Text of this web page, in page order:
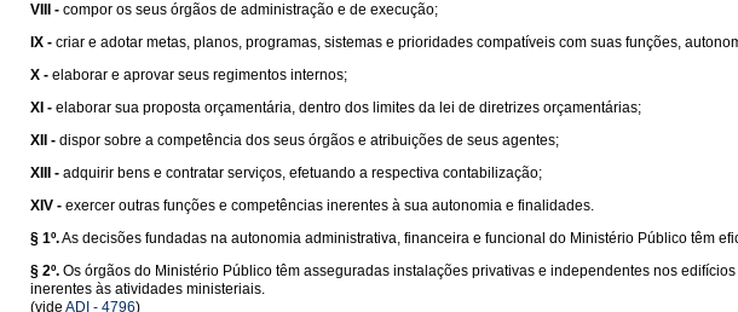
VIII - compor os seus órgãos de administração e de execução;
IX - criar e adotar metas, planos, programas, sistemas e prioridades compatíveis com suas funções,
X - elaborar e aprovar seus regimentos internos;
XI - elaborar sua proposta orçamentária, dentro dos limites da lei de diretrizes orçamentárias;
XII - dispor sobre a competência dos seus órgãos e atribuições de seus agentes;
XIII - adquirir bens e contratar serviços, efetuando a respectiva contabilização;
XIV - exercer outras funções e competências inerentes à sua autonomia e finalidades.
§ 1º.As decisões fundadas na autonomia administrativa, financeira e funcional do Ministério Público têm
§ 2º. Os órgãos do Ministério Público têm asseguradas instalações privativas e independentes nos
inerentes às atividades ministeriais.
(vide ADI - 4796)